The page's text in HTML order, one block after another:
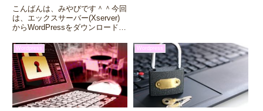
した♪
こんばんは、みやびです＾＾今回
は、エックスサーバー(Xserver)
からWordPressをダウンロードす
思います。WordPressを使ってブ
ログを構築するには、エックスサ
ーバー(Xserver)へWordP...
Wordpress Wordpress